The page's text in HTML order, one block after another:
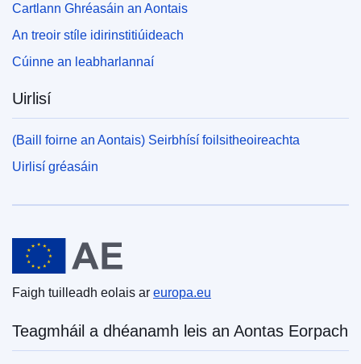
Cartlann Ghréasáin an Aontais
An treoir stíle idirinstitiúideach
Cúinne an leabharlannaí
Uirlisí
(Baill foirne an Aontais) Seirbhísí foilsitheoireachta
Uirlisí gréasáin
An tAontas Eorpach
Faigh tuilleadh eolais ar europa.eu
Teagmháil a dhéanamh leis an Aontas Eorpach